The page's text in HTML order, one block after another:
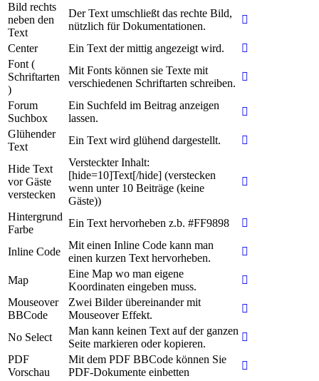
Bild rechts
neben den
Text
Der Text umschließt das rechte Bild,
nützlich für Dokumentationen.
Center
Ein Text der mittig angezeigt wird.
Font (
Schriftarten
)
Mit Fonts können sie Texte mit
verschiedenen Schriftarten schreiben.
Forum
Suchbox
Ein Suchfeld im Beitrag anzeigen
lassen.
Glühender
Text
Ein Text wird glühend dargestellt.
Hide Text
vor Gäste
verstecken
Versteckter Inhalt:
[hide=10]Text[/hide] (verstecken
wenn unter 10 Beiträge (keine
Gäste))
Hintergrund
Farbe
Ein Text hervorheben z.b. #FF9898
Inline Code
Mit einen Inline Code kann man
einen kurzen Text hervorheben.
Map
Eine Map wo man eigene
Koordinaten eingeben muss.
Mouseover
BBCode
Zwei Bilder übereinander mit
Mouseover Effekt.
No Select
Man kann keinen Text auf der ganzen
Seite markieren oder kopieren.
PDF
Vorschau
Mit dem PDF BBCode können Sie
PDF-Dokumente einbetten